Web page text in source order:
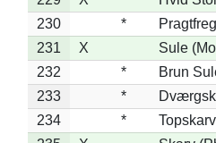
230
*
231
X
Sule
232
*
Brun
233
*
234
*